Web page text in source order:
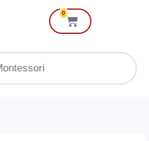
0
Cart